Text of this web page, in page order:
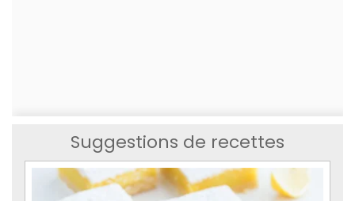
Suggestions de recettes